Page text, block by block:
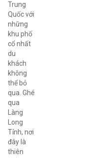
Trung
Quốc với
những
khu phố
cổ nhất
du
khách
không
thể bỏ
qua. Ghé
qua
Làng
Long
Tỉnh, nơi
đây là
thiên